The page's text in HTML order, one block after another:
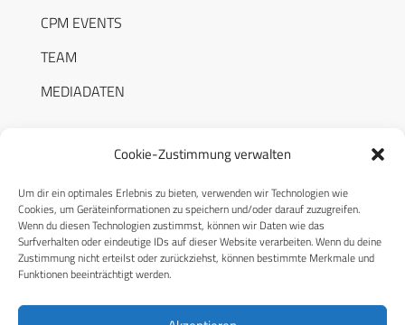
Cookie-Zustimmung verwalten
Um dir ein optimales Erlebnis zu bieten, verwenden wir Technologien wie
Cookies, um Geräteinformationen zu speichern und/oder darauf zuzugreifen.
Wenn du diesen Technologien zustimmst, können wir Daten wie das
Surfverhalten oder eindeutige IDs auf dieser Website verarbeiten. Wenn du deine
Zustimmung nicht erteilst oder zurückziehst, können bestimmte Merkmale und
Funktionen beeinträchtigt werden.
CPM EVENTS
TEAM
MEDIADATEN
RECHTLICHES
Datenschutzerklärung
Cookie-Richtlinie (EU)